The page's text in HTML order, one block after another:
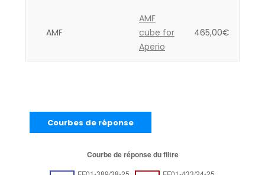
AMF
AMF
cube for
Aperio
465,00€
Courbes de réponse